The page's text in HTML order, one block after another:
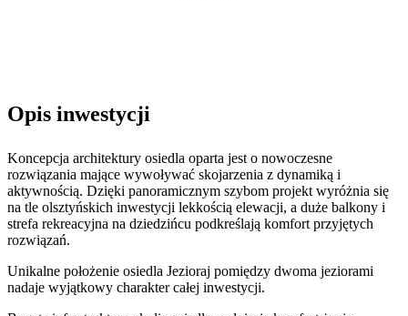
Opis inwestycji
Koncepcja architektury osiedla oparta jest o nowoczesne
rozwiązania mające wywoływać skojarzenia z dynamiką i
aktywnością. Dzięki panoramicznym szybom projekt wyróżnia się
na tle olsztyńskich inwestycji lekkością elewacji, a duże balkony i
strefa rekreacyjna na dziedzińcu podkreślają komfort przyjętych
rozwiązań.
Unikalne położenie osiedla Jezioraj pomiędzy dwoma jeziorami
nadaje wyjątkowy charakter całej inwestycji.